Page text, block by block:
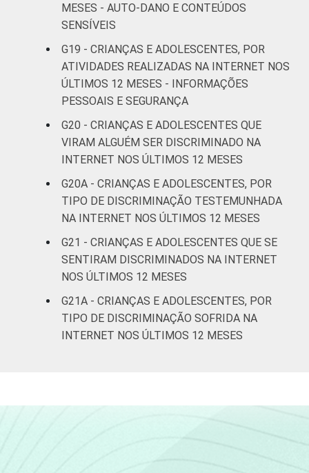
MESES - AUTO-DANO E CONTEÚDOS
SENSÍVEIS
G19 - CRIANÇAS E ADOLESCENTES, POR
ATIVIDADES REALIZADAS NA INTERNET NOS
ÚLTIMOS 12 MESES - INFORMAÇÕES
PESSOAIS E SEGURANÇA
G20 - CRIANÇAS E ADOLESCENTES QUE
VIRAM ALGUÉM SER DISCRIMINADO NA
INTERNET NOS ÚLTIMOS 12 MESES
G20A - CRIANÇAS E ADOLESCENTES, POR
TIPO DE DISCRIMINAÇÃO TESTEMUNHADA
NA INTERNET NOS ÚLTIMOS 12 MESES
G21 - CRIANÇAS E ADOLESCENTES QUE SE
SENTIRAM DISCRIMINADOS NA INTERNET
NOS ÚLTIMOS 12 MESES
G21A - CRIANÇAS E ADOLESCENTES, POR
TIPO DE DISCRIMINAÇÃO SOFRIDA NA
INTERNET NOS ÚLTIMOS 12 MESES